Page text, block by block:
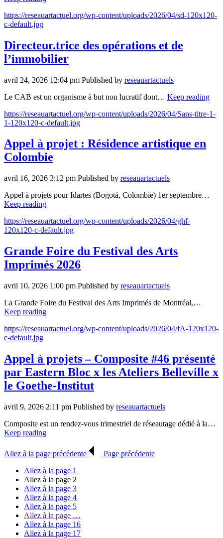
https://reseauartactuel.org/wp-content/uploads/2026/04/sd-120x120-
c-default.jpg
Directeur.trice des opérations et de
l’immobilier
avril 24, 2026 12:04 pm Published by reseauartactuels
Le CAB est un organisme à but non lucratif dont… Keep reading
https://reseauartactuel.org/wp-content/uploads/2026/04/Sans-titre-1-
1-120x120-c-default.jpg
Appel à projet : Résidence artistique en
Colombie
avril 16, 2026 3:12 pm Published by reseauartactuels
Appel à projets pour Idartes (Bogotá, Colombie) 1er septembre…
Keep reading
https://reseauartactuel.org/wp-content/uploads/2026/04/ghf-
120x120-c-default.jpg
Grande Foire du Festival des Arts
Imprimés 2026
avril 10, 2026 1:00 pm Published by reseauartactuels
La Grande Foire du Festival des Arts Imprimés de Montréal,…
Keep reading
https://reseauartactuel.org/wp-content/uploads/2026/04/fA-120x120-
c-default.jpg
Appel à projets – Composite #46 présenté
par Eastern Bloc x les Ateliers Belleville x
le Goethe-Institut
avril 9, 2026 2:11 pm Published by reseauartactuels
Composite est un rendez-vous trimestriel de réseautage dédié à la…
Keep reading
Allez à la page précédente
Page précédente
Allez à la page 1
Allez à la page 2
Allez à la page 3
Allez à la page 4
Allez à la page 5
Allez à la page …
Allez à la page 16
Allez à la page 17